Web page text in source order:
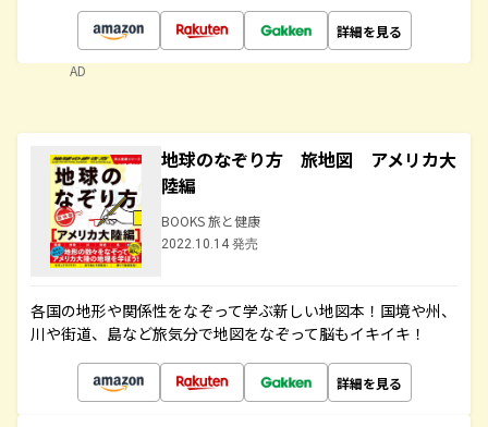
詳細を見る
AD
地球のなぞり方 旅地図 アメリカ大
陸編
BOOKS 旅と健康
2022.10.14 発売
各国の地形や関係性をなぞって学ぶ新しい地図本！国境や州、
川や街道、島など旅気分で地図をなぞって脳もイキイキ！
詳細を見る